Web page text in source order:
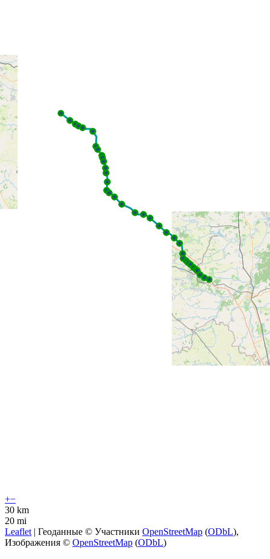
+−
30 km
20 mi
Leaflet | Геоданные © Участники OpenStreetMap (ODbL),
Изображения © OpenStreetMap (ODbL)